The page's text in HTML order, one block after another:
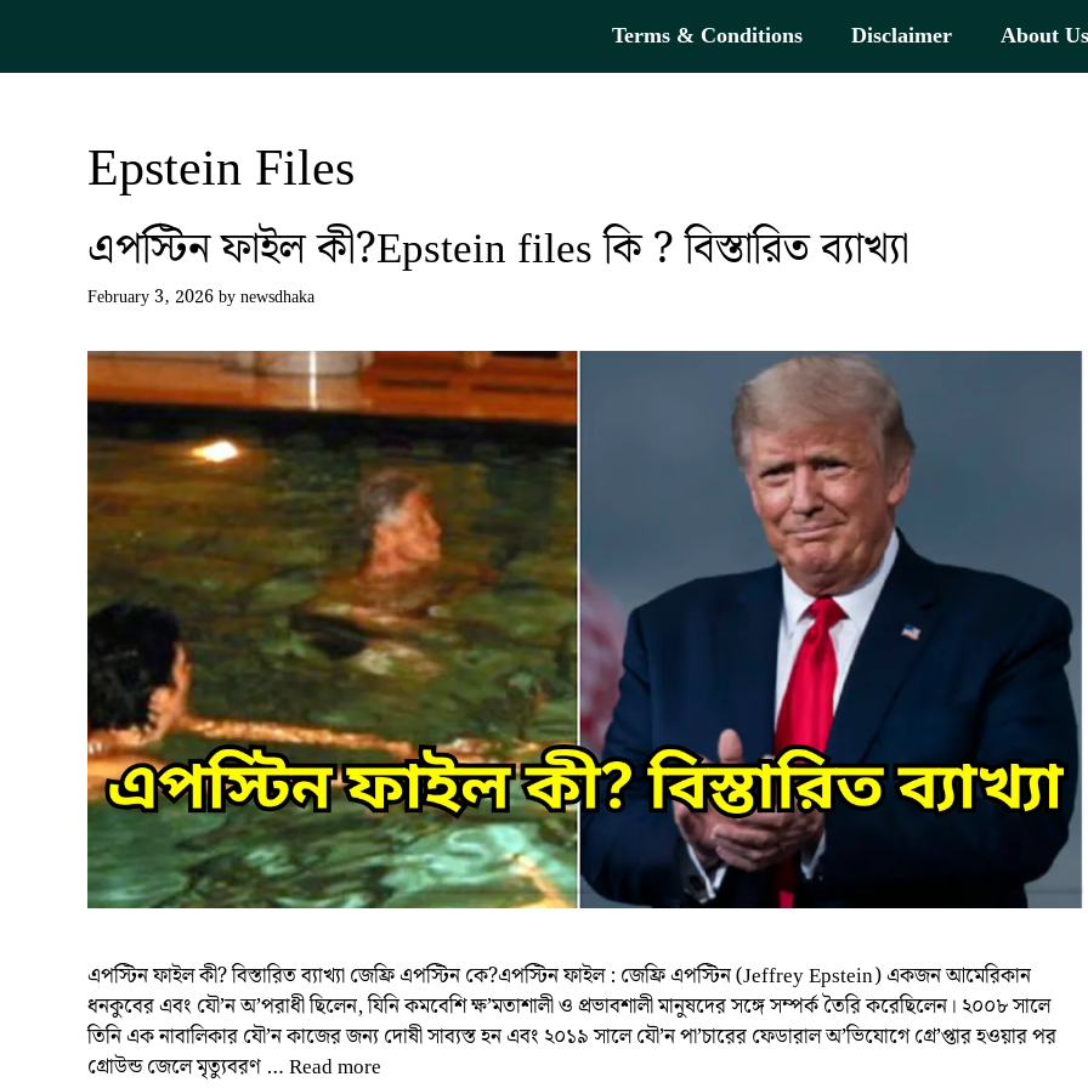
content
Terms & Conditions Disclaimer About Us
Epstein Files
এপস্টিন ফাইল কী?Epstein files কি ? বিস্তারিত ব্যাখ্যা
February 3, 2026bynewsdhaka
এপস্টিন ফাইল কী? বিস্তারিত ব্যাখ্যা জেফ্রি এপস্টিন কে?এপস্টিন ফাইল : জেফ্রি এপস্টিন (Jeffrey Epstein) একজন আমেরিকান
ধনকুবের এবং যৌ’ন অ’পরাধী ছিলেন, যিনি কমবেশি ক্ষ’মতাশালী ও প্রভাবশালী মানুষদের সঙ্গে সম্পর্ক তৈরি করেছিলেন। ২০০৮ সালে
তিনি এক নাবালিকার যৌ’ন কাজের জন্য দোষী সাব্যস্ত হন এবং ২০১৯ সালে যৌ’ন পা’চারের ফেডারাল অ’ভিযোগে গ্রে’প্তার হওয়ার পর
গ্রোউন্ড জেলে মৃত্যুবরণ …Read more